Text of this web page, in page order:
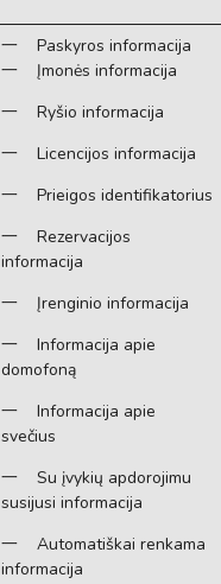
一 Paskyros informacija
一 Įmonės informacija
一 Ryšio informacija
一 Licencijos informacija
一 Prieigos identifikatorius
一 Rezervacijos
informacija
一 Įrenginio informacija
一 Informacija apie
domofoną
一 Informacija apie
svečius
一 Su įvykių apdorojimu
susijusi informacija
一 Automatiškai renkama
informacija